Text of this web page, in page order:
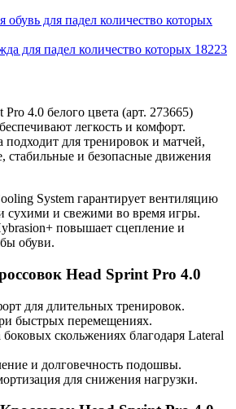
обувь для падел количество которых
для падел количество которых 18223
4.0 белого цвета (арт. 273665)
легкость и комфорт.
для тренировок и матчей,
стабильные и безопасные движения
System гарантирует вентиляцию
сухими и свежими во время игры.
повышает сцепление и
обуви.
Head Sprint Pro 4.0
для длительных тренировок.
быстрых перемещениях.
боковых скольжениях благодаря Lateral
и долговечность подошвы.
для снижения нагрузки.